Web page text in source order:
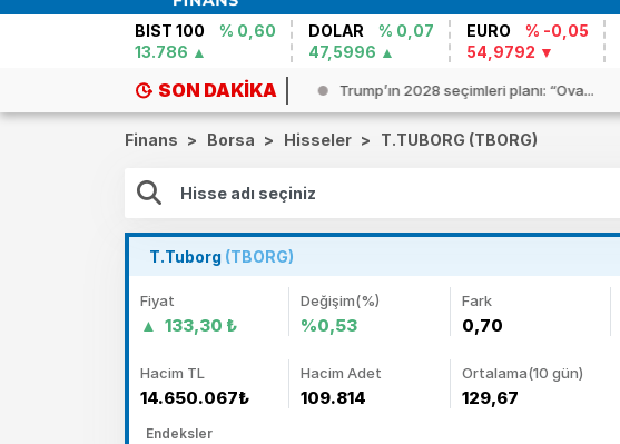
BIST 100
% 0,60
13.786
DOLAR
% 0,07
47,5996
EURO
% -0,05
54,9792
SON DAKIKA
FAİZİ 2026 | 1 milyon TL`si... Trump’ın 2028 seçimleri planı: “Ova...
Finans > Borsa > Hisseler > T.TUBORG (TBORG)
T.Tuborg (TBORG)
Fiyat
133,30 ₺
Değişim(%)
%0,53
Fark
0,70
Hacim TL
14.650.067₺
Hacim Adet
109.814
Ortalama(10 gün)
129,67
Endeksler